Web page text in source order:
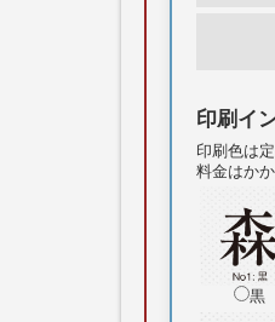
印刷イ
印刷色は
料金はかか
黒